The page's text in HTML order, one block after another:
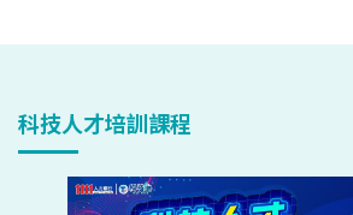
科技人才培訓課程